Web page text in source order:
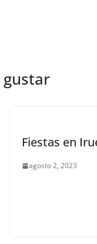
Fiestas en
agosto 2, 2023